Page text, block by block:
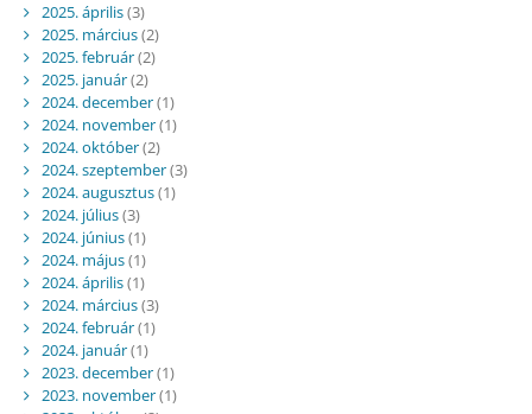
2025. április(3)
2025. március(2)
2025. február(2)
2025. január(2)
2024. december(1)
2024. november(1)
2024. október(2)
2024. szeptember(3)
2024. augusztus(1)
2024. július(3)
2024. június(1)
2024. május(1)
2024. április(1)
2024. március(3)
2024. február(1)
2024. január(1)
2023. december(1)
2023. november(1)